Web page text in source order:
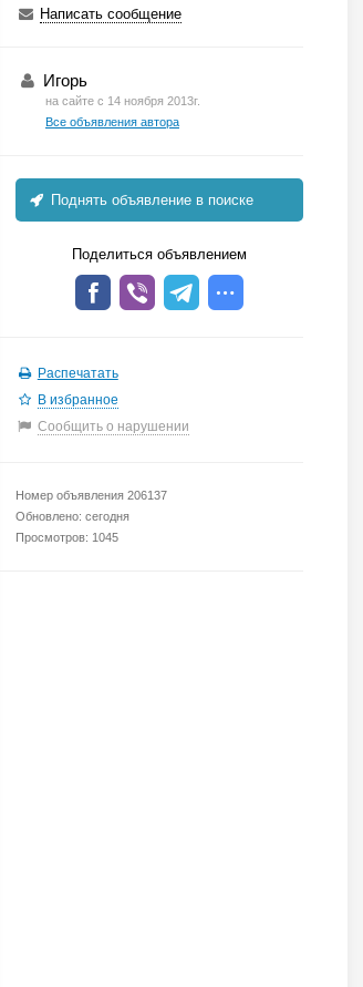
Написать сообщение
Игорь
на сайте с 14 ноября 2013г.
Все объявления автора
Поднять объявление в поиске
Поделиться объявлением
Распечатать
В избранное
Сообщить о нарушении
Номер объявления 206137
Обновлено: сегодня
Просмотров: 1045